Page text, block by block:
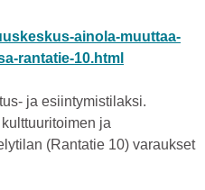
ainola-muuttaa-
rantatie-10.html
ja esiintymistilaksi.
ja
(Rantatie 10) varaukset